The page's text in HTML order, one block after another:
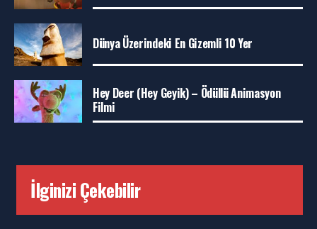
Dünya Üzerindeki En Gizemli 10 Yer
Hey Deer (Hey Geyik) – Ödüllü Animasyon
Filmi
İlginizi Çekebilir